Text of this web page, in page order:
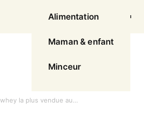
Ouvrir
Alimentation
Maman & enfant
Minceur
Quelle est la protéine whey la plus vendue au monde ?